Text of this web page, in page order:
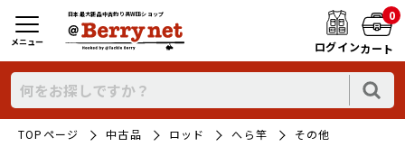
日本最大新品中古釣り具WEBショップ
ログイン
0
カート
メニュー
TOPページ 中古品 ロッド へら竿 その他